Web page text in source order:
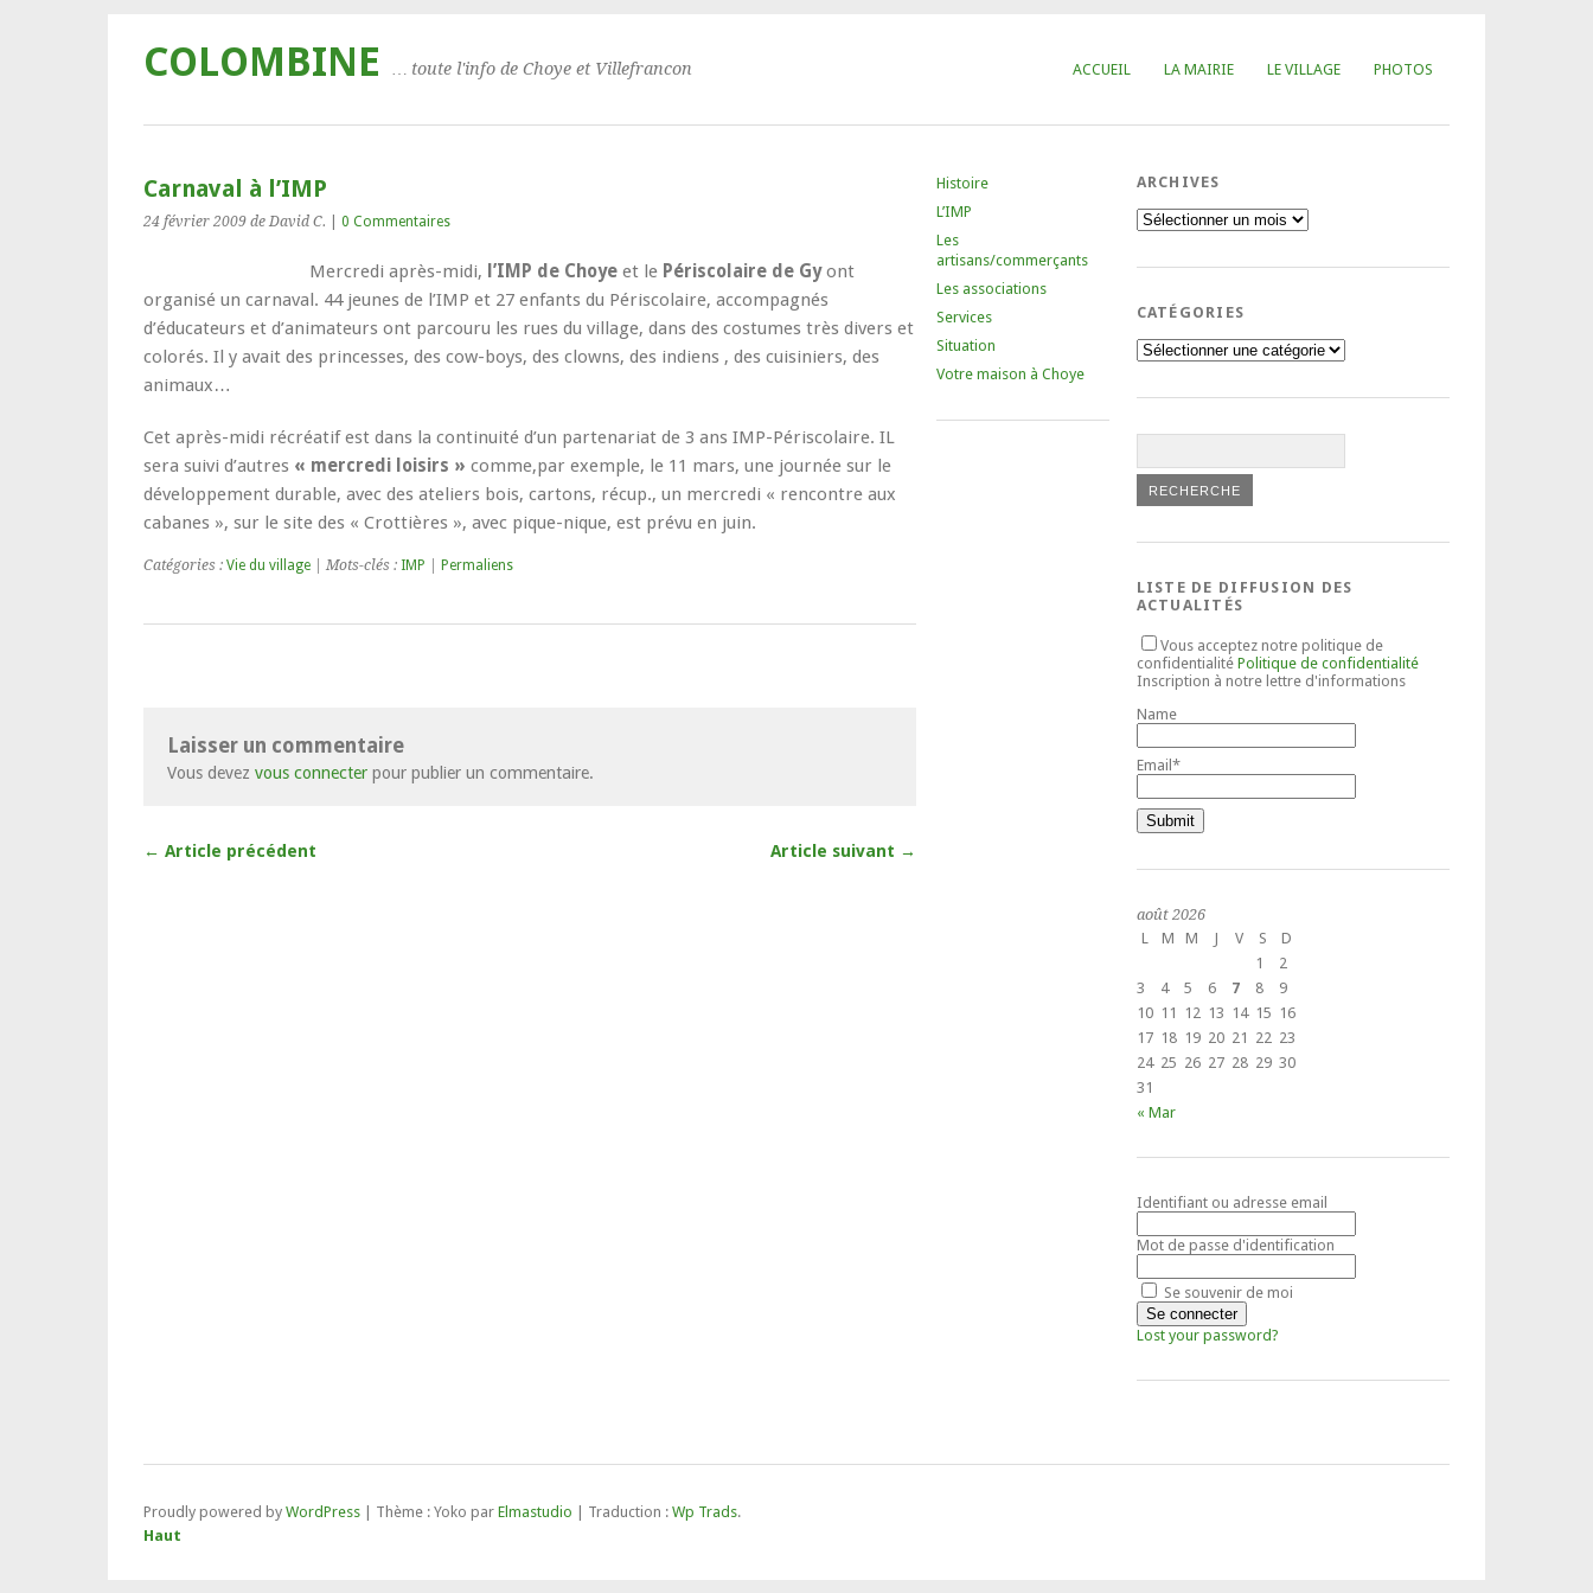
ACCUEIL LA MAIRIE LE VILLAGE PHOTOS
COLOMBINE … toute l'info de Choye et Villefrancon
Carnaval à l’IMP
24 février 2009 de David C. 0 Commentaires
Mercredi après-midi, l’IMP de Choye et le Périscolaire de Gyont
organisé un carnaval. 44 jeunes de l’IMP et 27 enfants du Périscolaire, accompagnés
d’éducateurs et d’animateurs ont parcouru les rues du village, dans des costumes très divers et
colorés. Il y avait des princesses, des cow-boys, des clowns, des indiens , des cuisiniers, des
animaux…
Cet après-midi récréatif est dans la continuité d’un partenariat de 3 ans IMP-Périscolaire. IL
sera suivi d’autres « mercredi loisirs » comme,par exemple, le 11 mars, une journée sur le
développement durable, avec des ateliers bois, cartons, récup., un mercredi « rencontre aux
cabanes », sur le site des « Crottières », avec pique-nique, est prévu en juin.
Catégories : Vie du village | Mots-clés : IMP Permaliens
Laisser un commentaire
Vous devez vous connecter pour publier un commentaire.
← Article précédent Article suivant →
Histoire
L’IMP
Les
artisans/commerçants
Les associations
Services
Situation
Votre maison à Choye
ARCHIVES
Archives
CATÉGORIES
Catégories
LISTE DE DIFFUSION DES
ACTUALITÉS
Vous acceptez notre politique de
confidentialité Politique de confidentialité
Inscription à notre lettre d'informations
Name
Email*
août 2026
L
M M J V S
D
1
2
3
4 5 6 7 8
9
10 11 12 13 14 15 16
17 18 19 20 21 22 23
24 25 26 27 28 29 30
31
« Mar
Identifiant ou adresse email
Mot de passe d'identification
Se souvenir de moi
Lost your password?
Proudly powered by WordPress Thème : Yoko par Elmastudio | Traduction : Wp Trads.
Haut